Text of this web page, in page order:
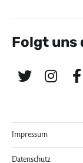
Folgt uns
Impressum
Datenschutz